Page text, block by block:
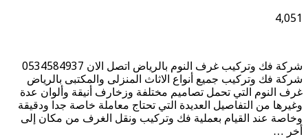
4,051
شركة فك وتركيب غرف النوم بالرياض اتصل الان 0534584937
شركة فك وتركيب جميع أنواع الاثاث المنزلى والمكتبى بالرياض
غرف النوم التي تحمل تصاميم مختلفة وزخارف أنيقة وألوان عدة
وغيرها من التفاصيل العديدة التي تحتاج معاملة خاصة جدا ودقيقة
وخاصة عند القيام بعملية فك وتركيب ونقل الغرف من مكان إلى
أخر …